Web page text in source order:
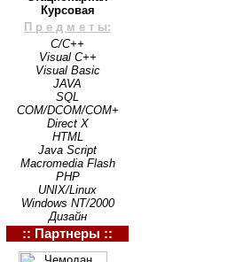
Курсовая
П р е д м е т ы:
C/C++
Visual C++
Visual Basic
JAVA
SQL
COM/DCOM/COM+
Direct X
HTML
Java Script
Macromedia Flash
PHP
UNIX/Linux
Windows NT/2000
Дизайн
:: Партнеры ::